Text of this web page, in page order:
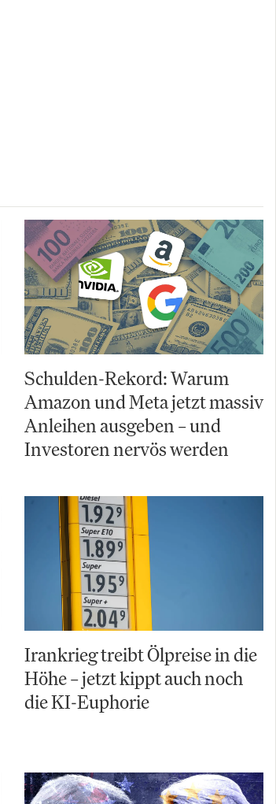
Schulden-Rekord: Warum
Amazon und Meta jetzt massiv
Anleihen ausgeben – und
Investoren nervös werden
Irankrieg treibt Ölpreise in die
Höhe – jetzt kippt auch noch
die KI-Euphorie